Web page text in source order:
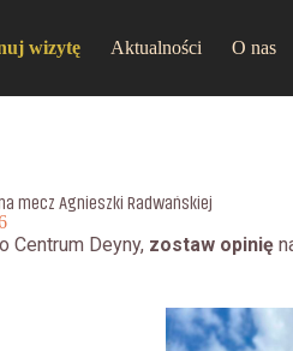
wizytę Aktualności O nas
mecz Agnieszki Radwańskiej
Centrum Deyny, zostaw opinię